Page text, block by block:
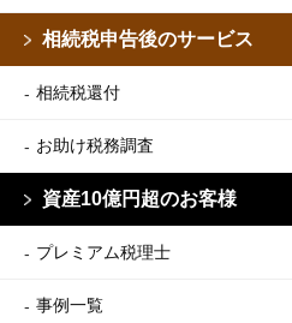
相続税申告後のサービス
相続税還付
お助け税務調査
資産10億円超のお客様
プレミアム税理士
事例一覧